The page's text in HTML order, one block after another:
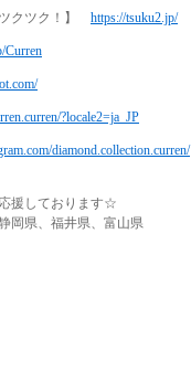
クツク！】 https://tsuku2.jp/
Curren
?locale2=ja_JP
diamond.collection.curren/
援しております☆
岡県、福井県、富山県